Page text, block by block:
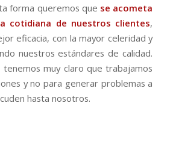
forma queremos que se acometa
cotidiana de nuestros clientes,
eficacia, con la mayor celeridad y
nuestros estándares de calidad.
muy claro que trabajamos
y no para generar problemas a
hasta nosotros.